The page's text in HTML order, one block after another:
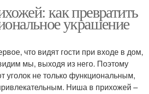
как превратить
украшение
что видят гости при входе в дом,
мы, выходя из него. Поэтому
уголок не только функциональным,
Ниша в прихожей –